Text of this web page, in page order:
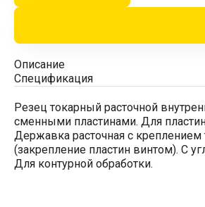
Описание
Спецификация
Резец токарный расточной
сменными пластинами. Для
Державка расточная с креплением
(закрепление пластин винтом). С
Для контурной обработки.